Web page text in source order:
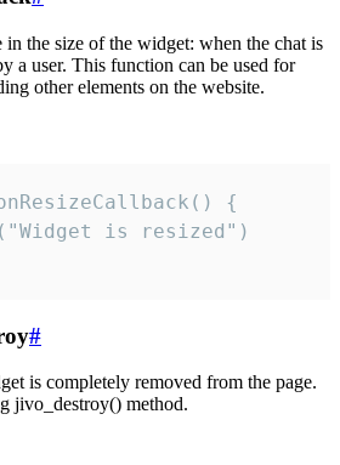
in the size of the widget: when the chat is
a user. This function can be used for
other elements on the website.
{
is resized")
#
is completely removed from the page.
jivo_destroy() method.